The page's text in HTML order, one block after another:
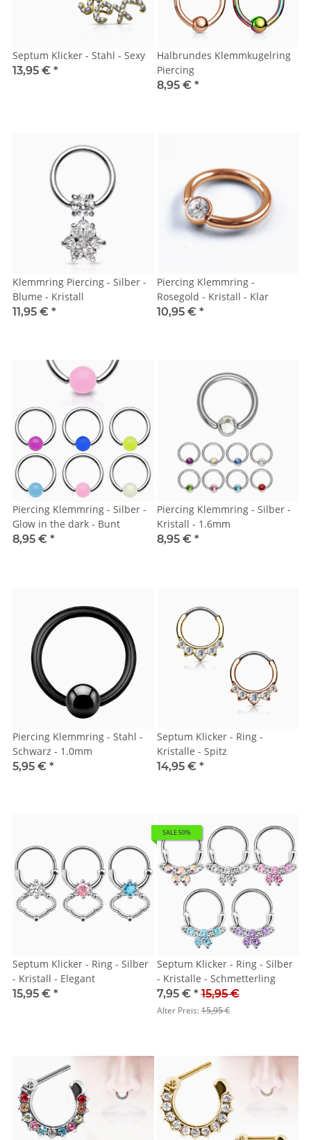
Septum Klicker - Stahl - Sexy
13,95 € *
Halbrundes Klemmkugelring
Piercing
8,95 € *
Klemmring Piercing - Silber -
Blume - Kristall
11,95 € *
Piercing Klemmring -
Rosegold - Kristall - Klar
10,95 € *
Piercing Klemmring - Silber -
Glow in the dark - Bunt
8,95 € *
Piercing Klemmring - Silber -
Kristall - 1.6mm
8,95 € *
Piercing Klemmring - Stahl -
Schwarz - 1.0mm
5,95 € *
Septum Klicker - Ring -
Kristalle - Spitz
14,95 € *
Septum Klicker - Ring - Silber
- Kristall - Elegant
15,95 € *
SALE 50%
Septum Klicker - Ring - Silber
- Kristalle - Schmetterling
7,95 € * 15,95 €
Alter Preis:15,95 €